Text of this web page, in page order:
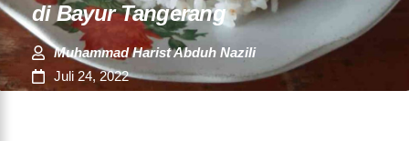
di Bayur Tangerang
Muhammad Harist Abduh Nazili
Juli 24, 2022